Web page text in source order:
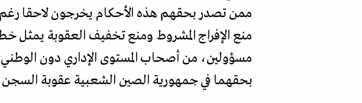
ممن تصدر بحقهم هذه الأحكام يخرجون لاحقا
منع الإفراج المشروط ومنع تخفيف العقوبة يمثل
مسؤولين، من أصحاب المستوى الإداري دون
بحقهما في جمهورية الصين الشعبية عقوبة السجن